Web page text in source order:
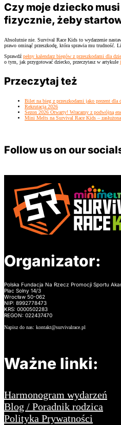
Czy moje dziecko
fizycznie, żeby
Absolutnie nie. Survival Race Kids to wydarzenie
prawo ominąć przeszkodę, która sprawia mu trudność.
Sprawdź pełny kalendarz biegów z przeszkodami dla
o tym, jak przygotować dziecko, przeczytasz w artykule
Przeczytaj też
Bilet na bieg z przeszkodami jako prezent dla
Rekrutacja 2026
Sezon 2026 Otwarty! Wracamy z podwójną
Mini Melts na Survival Race Kids –
Follow us on our
Organizator:
Polska Fundacja Na Rzecz Promocji Sportu
Plac Solny 14/3
Wrocław 50-062
NIP: 8992778473
KRS: 0000502283
REGON: 022437470
Napisz do nas: kontakt@survivalrace.pl
Ważne linki:
Harmonogram wydarzeń
Blog / Poradnik rodzica
Polityka Prywatności